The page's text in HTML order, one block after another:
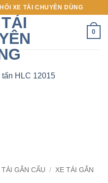
XE TẢI CHUYÊN DÙNG
0
TẢI GẮN CẨU / XE TẢI GẮN